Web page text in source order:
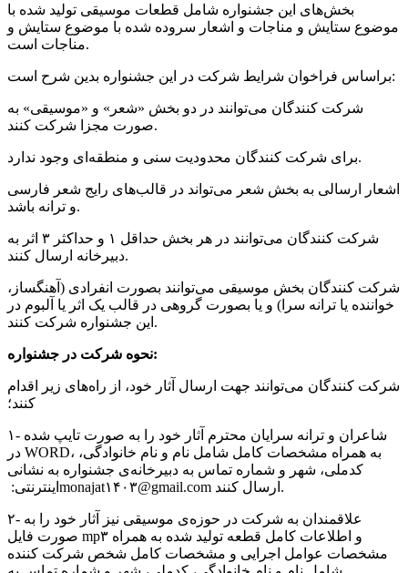
بخش‌های این جشنواره شامل قطعات موسیقی تولید شده با
موضوع ستایش و مناجات و اشعار سروده شده با موضوع ستایش و
مناجات است.
براساس فراخوان شرایط شرکت در این جشنواره بدین شرح است:
شرکت کنندگان می‌توانند در دو بخش «شعر» و «موسیقی» به
صورت مجزا شرکت کنند.
برای شرکت کنندگان محدودیت سنی و منطقه‌ای وجود ندارد.
اشعار ارسالی به بخش شعر می‌تواند در قالب‌های رایج شعر فارسی
و ترانه باشد.
شرکت کنندگان می‌توانند در هر بخش حداقل ۱ و حداکثر ۳ اثر به
دبیرخانه ارسال کنند.
شرکت کنندگان بخش موسیقی می‌توانند بصورت انفرادی (آهنگساز،
خواننده یا ترانه سرا) و یا بصورت گروهی در قالب یک اثر یا آلبوم در
این جشنواره شرکت کنند.
نحوه شرکت در جشنواره:
شرکت کنندگان می‌توانند جهت ارسال آثار خود، از راه‌های زیر اقدام
کنند؛
۱- شاعران و ترانه سرایان محترم آثار خود را به صورت تایپ شده
در WORD، به همراه مشخصات کامل شامل نام و نام خانوادگی،
کدملی، شهر و شماره تماس به دبیرخانه‌ی جشنواره به نشانی
اینترنتی: ‏monajat۱۴۰۳@gmail.com ارسال کنند.
۲- علاقمندان به شرکت در حوزه‌ی موسیقی نیز آثار خود را به
صورت فایل mp۳ و اطلاعات کامل قطعه تولید شده به همراه
مشخصات عوامل اجرایی و مشخصات کامل شخص شرکت کننده